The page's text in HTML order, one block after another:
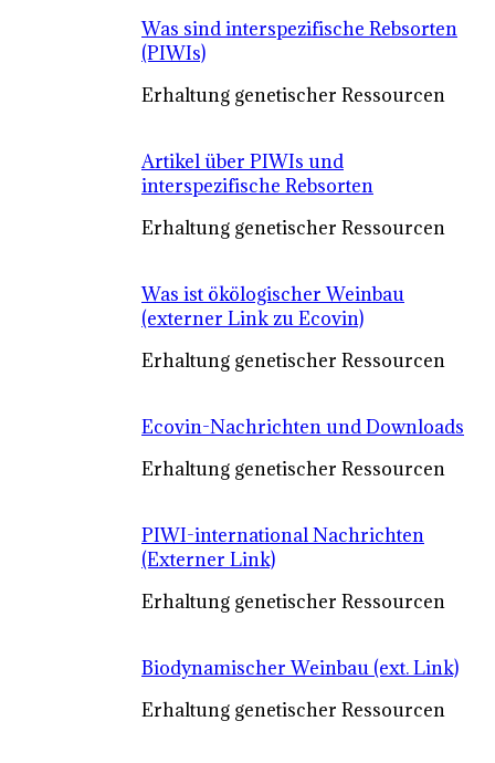
Was sind interspezifische Rebsorten
(PIWIs)
Erhaltung genetischer Ressourcen
Artikel über PIWIs und
interspezifische Rebsorten
Erhaltung genetischer Ressourcen
Was ist ökölogischer Weinbau
(externer Link zu Ecovin)
Erhaltung genetischer Ressourcen
Ecovin-Nachrichten und Downloads
Erhaltung genetischer Ressourcen
PIWI-international Nachrichten
(Externer Link)
Erhaltung genetischer Ressourcen
Biodynamischer Weinbau (ext. Link)
Erhaltung genetischer Ressourcen